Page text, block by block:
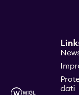
dati